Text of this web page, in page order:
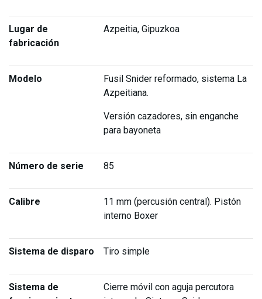
Lugar de
fabricación
Azpeitia, Gipuzkoa
Modelo
Fusil Snider reformado, sistema La
Azpeitiana.
Versión cazadores, sin enganche
para bayoneta
Número de serie 85
Calibre
11 mm (percusión central). Pistón
interno Boxer
Sistema de disparo Tiro simple
Sistema de
Cierre móvil con aguja percutora